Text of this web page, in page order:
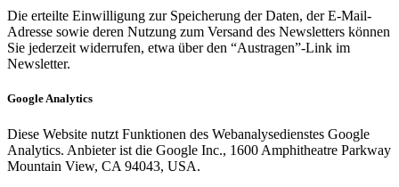
Die erteilte Einwilligung zur Speicherung der Daten, der E-Mail-
Adresse sowie deren Nutzung zum Versand des Newsletters können
Sie jederzeit widerrufen, etwa über den “Austragen”-Link im
Newsletter.
Google Analytics
Diese Website nutzt Funktionen des Webanalysedienstes Google
Analytics. Anbieter ist die Google Inc., 1600 Amphitheatre Parkway
Mountain View, CA 94043, USA.